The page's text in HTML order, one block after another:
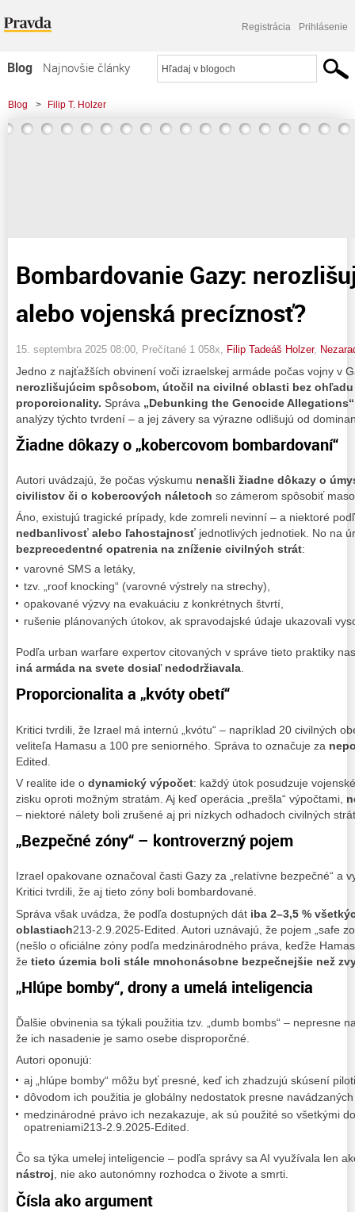
Registrácia Prihlásenie
Blog
Najnovšie články
Najčítanejšie články
Najkomentovanejšie články
Blog > Filip T. Holzer
> Bombardovanie Gazy: nerozlišujúce údery alebo vojenská precíznosť?
Bombardovanie Gazy:
alebo vojenská precíznosť?
15. septembra 2025 08:00 , Prečítané 1 058x, Filip Tadeáš Holzer,
Jedno z najťažších obvinení voči izraelskej armáde počas vojny v
nerozlišujúcim spôsobom, útočil na civilné oblasti bez
proporcionality. Správa „Debunking the Genocide Allegations“
analýzy týchto tvrdení – a jej závery sa výrazne odlišujú od
Žiadne dôkazy o „kobercovom bombardovaní“
Autori uvádzajú, že počas výskumu nenašli žiadne dôkazy o
civilistov či o kobercových náletoch so zámerom spôsobiť
Áno, existujú tragické prípady, kde zomreli nevinní – a niektoré
nedbanlivosť alebo ľahostajnosť jednotlivých jednotiek. No na
bezprecedentné opatrenia na zníženie civilných strát:
varovné SMS a letáky,
tzv. „roof knocking“ (varovné výstrely na strechy),
opakované výzvy na evakuáciu z konkrétnych štvrtí,
rušenie plánovaných útokov, ak spravodajské údaje ukazovali
Podľa urban warfare expertov citovaných v správe tieto praktiky
iná armáda na svete dosiaľ nedodržiavala
Proporcionalita a „kvóty obetí“
Kritici tvrdili, že Izrael má internú „kvótu“ – napríklad 20 civilných
veliteľa Hamasu a 100 pre seniorného. Správa to označuje za
Edited.
V realite ide o dynamický výpočet: každý útok posudzuje
zisku oproti možným stratám. Aj keď operácia „prešla“ výpočtami,
– niektoré nálety boli zrušené aj pri nízkych odhadoch civilných
„Bezpečné zóny“ – kontroverzný pojem
Izrael opakovane označoval časti Gazy za „relatívne bezpečné“ a
Kritici tvrdili, že aj tieto zóny boli bombardované.
Správa však uvádza, že podľa dostupných dát iba 2–3,5 %
oblastiach213-2.9.2025-Edited. Autori uznávajú, že pojem „safe
(nešlo o oficiálne zóny podľa medzinárodného práva, keďže
že tieto územia boli stále mnohonásobne bezpečnejšie než
„Hlúpe bomby“, drony a umelá inteligencia
Ďalšie obvinenia sa týkali použitia tzv. „dumb bombs“ – nepresne
že ich nasadenie je samo osebe disproporčné.
Autori oponujú:
aj „hlúpe bomby“ môžu byť presné, keď ich zhadzujú skúsení
dôvodom ich použitia je globálny nedostatok presne
medzinárodné právo ich nezakazuje, ak sú použité so všetkými
opatreniami213-2.9.2025-Edited.
Čo sa týka umelej inteligencie – podľa správy sa AI využívala len
nástroj, nie ako autonómny rozhodca o živote a smrti.
Čísla ako argument